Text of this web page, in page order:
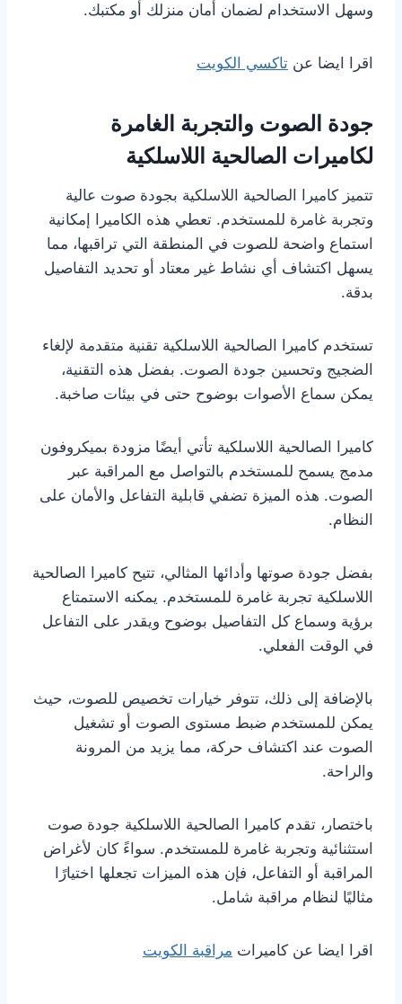
وسهل الاستخدام لضمان أمان منزلك أو مكتبك.
اقرا ايضا عن تاكسي الكويت
جودة الصوت والتجربة الغامرة
لكاميرات الصالحية اللاسلكية
تتميز كاميرا الصالحية اللاسلكية بجودة صوت عالية
وتجربة غامرة للمستخدم. تعطي هذه الكاميرا إمكانية
استماع واضحة للصوت في المنطقة التي تراقبها، مما
يسهل اكتشاف أي نشاط غير معتاد أو تحديد التفاصيل
بدقة.
تستخدم كاميرا الصالحية اللاسلكية تقنية متقدمة لإلغاء
الضجيج وتحسين جودة الصوت. بفضل هذه التقنية،
يمكن سماع الأصوات بوضوح حتى في بيئات صاخبة.
كاميرا الصالحية اللاسلكية تأتي أيضًا مزودة بميكروفون
مدمج يسمح للمستخدم بالتواصل مع المراقبة عبر
الصوت. هذه الميزة تضفي قابلية التفاعل والأمان على
النظام.
بفضل جودة صوتها وأدائها المثالي، تتيح كاميرا الصالحية
اللاسلكية تجربة غامرة للمستخدم. يمكنه الاستمتاع
برؤية وسماع كل التفاصيل بوضوح ويقدر على التفاعل
في الوقت الفعلي.
بالإضافة إلى ذلك، تتوفر خيارات تخصيص للصوت، حيث
يمكن للمستخدم ضبط مستوى الصوت أو تشغيل
الصوت عند اكتشاف حركة، مما يزيد من المرونة
والراحة.
باختصار، تقدم كاميرا الصالحية اللاسلكية جودة صوت
استثنائية وتجربة غامرة للمستخدم. سواءً كان لأغراض
المراقبة أو التفاعل، فإن هذه الميزات تجعلها اختيارًا
مثاليًا لنظام مراقبة شامل.
اقرا ايضا عن كاميرات مراقبة الكويت